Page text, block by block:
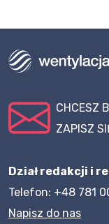
CHCESZ
ZAPISZ
Dział redakcji i
Telefon: +48 781
Napisz do nas